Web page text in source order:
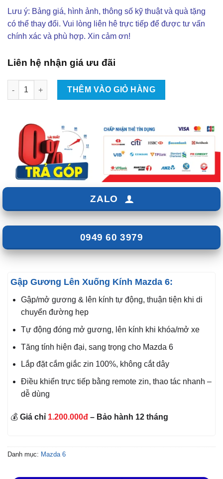
Lưu ý: Bảng giá, hình ảnh, thông số kỹ thuật và quà tặng
có thể thay đổi. Vui lòng liên hê trực tiếp để được tư vấn
chính xác và phù hợp. Xin cảm ơn!
Liên hệ nhận giá ưu đãi
Độ Gập Gương Lên Xuống Kính Xe Mazda 6 số lượng
THÊM VÀO GIỎ HÀNG
ZALO
0949 60 3979
Gập Gương Lên Xuống Kính Mazda 6:
Gập/mở gương & lên kính tự động, thuận tiện khi di
chuyển đường hẹp
Tự động đóng mở gương, lên kính khi khóa/mở xe
Tăng tính hiện đại, sang trọng cho Mazda 6
Lắp đặt cắm giắc zin 100%, không cắt dây
Điều khiển trực tiếp bằng remote zin, thao tác nhanh –
dễ dùng
💰 Giá chỉ 1.200.000đ – Bảo hành 12 tháng
Danh mục: Mazda 6